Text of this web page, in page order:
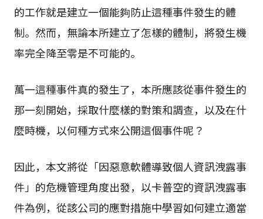
的工作就是建立一個能夠防止這種事件發生的體
制。然而，無論本所建立了怎樣的體制，將發生機
率完全降至零是不可能的。
萬一這種事件真的發生了，本所應該從事件發生的
那一刻開始，採取什麼樣的對策和調查，以及在什
麼時機，以何種方式來公開這個事件呢？
因此，本文將從「因惡意軟體導致個人資訊洩露事
件」的危機管理角度出發，以卡普空的資訊洩露事
件為例，從該公司的應對措施中學習如何建立適當